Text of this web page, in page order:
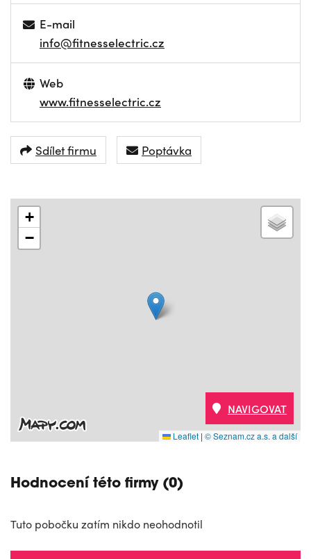
E-mail
info@fitnesselectric.cz
Web
www.fitnesselectric.cz
Sdílet firmu Poptávka
+
−
Leaflet | © Seznam.cz a.s. a další
NAVIGOVAT
Hodnocení této firmy (0)
Tuto pobočku zatím nikdo neohodnotil